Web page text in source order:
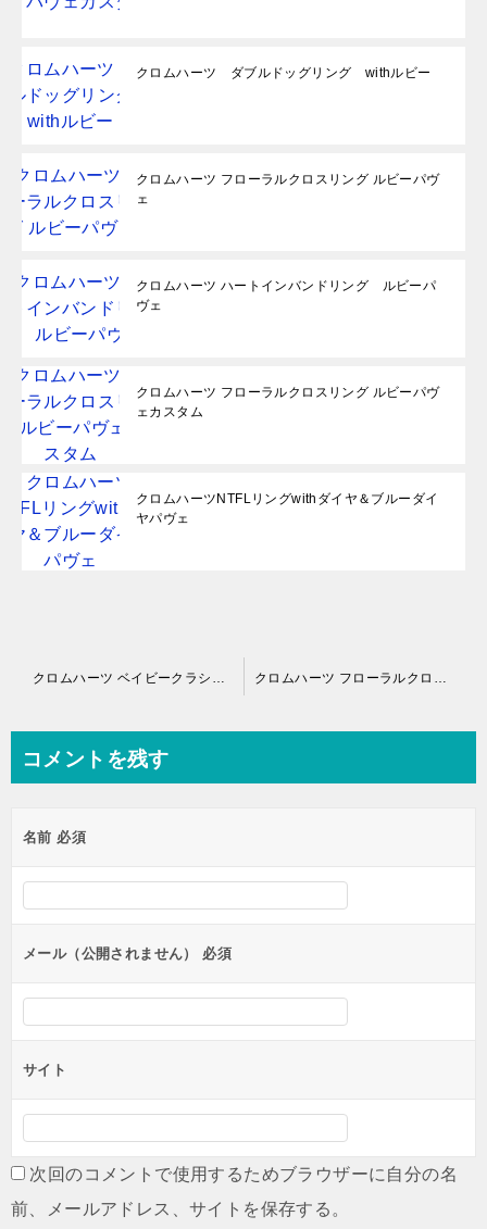
クロムハーツ ダブルドッグリング withルビー
クロムハーツ フローラルクロスリング ルビーパヴ
ェ
クロムハーツ ハートインバンドリング ルビーパ
ヴェ
クロムハーツ フローラルクロスリング ルビーパヴ
ェカスタム
クロムハーツNTFLリングwithダイヤ＆ブルーダイ
ヤパヴェ
ビ
ー
シ
ョ
ン
クロムハーツ ベイビークラシックダガーリング withルビーパヴェ クロムハーツ フローラルクロスリング クロスルビーパヴェ
コメントを残す
名前 必須
メール（公開されません） 必須
サイト
次回のコメントで使用するためブラウザーに自分の名
前、メールアドレス、サイトを保存する。